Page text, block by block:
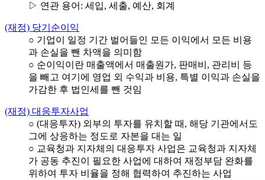
▷ 연관 용어: 세입, 세출, 예산, 회계
(재정) 당기순이익
○ 기업이 일정 기간 벌어들인 모든 이익에서 모든 비용
과 손실을 뺀 차액을 의미함
○ 순이익이란 매출액에서 매출원가, 판매비, 관리비 등
을 빼고 여기에 영업 외 수익과 비용, 특별 이익과 손실을
가감한 후 법인세를 뺀 것임
(재정) 대응투자사업
○ (대응투자) 외부의 투자를 유치할 때, 해당 기관에서도
그에 상응하는 정도로 자본을 대는 일
○ 교육청과 지자체의 대응투자 사업은 교육청과 지자체
가 공동 추진이 필요한 사업에 대하여 재정부담 완화를
위하여 투자 비율을 정해 협력하여 추진하는 사업